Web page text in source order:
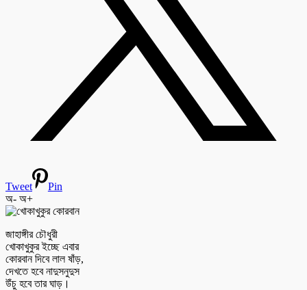
Tweet
Pin
অ- অ+
জাহাঙ্গীর চৌধুরী
খোকাখুকুর ইচ্ছে এবার
কোরবান দিবে লাল ষাঁড়,
দেখতে হবে নাদুসনুদুস
উঁচু হবে তার ঘাড়।